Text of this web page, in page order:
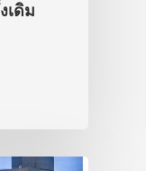
เดิม